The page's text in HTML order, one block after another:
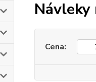
Návleky
Cena: